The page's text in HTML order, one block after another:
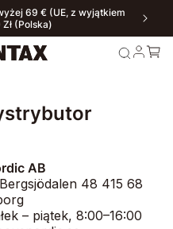
69 € (UE, z wyjątkiem
(Polska)
AB
48 415 68
– piątek, 8:00–16:00